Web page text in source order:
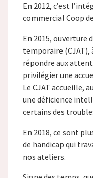
En 2012, c’est
commercial Coop
En 2015, ouverture
temporaire
répondre aux
privilégier une
Le CJAT accueille,
une déficience
certains des
En 2018, ce sont
de handicap qui
nos ateliers.